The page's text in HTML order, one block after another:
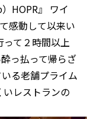
HOPR』 ワイ
感動して以来い
て２時間以上
っ払って帰らざ
る老舗プライム
レストランの